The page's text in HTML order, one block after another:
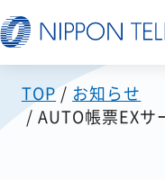
サービス一
TOP
お知らせ
AUTO帳票EX